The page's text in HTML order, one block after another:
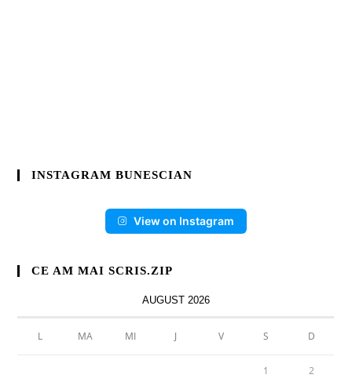
INSTAGRAM BUNESCIAN
View on Instagram
CE AM MAI SCRIS.ZIP
AUGUST 2026
L MA MI J V S D
1 2